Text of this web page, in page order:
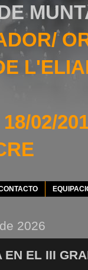
02/
2026
EN EL III